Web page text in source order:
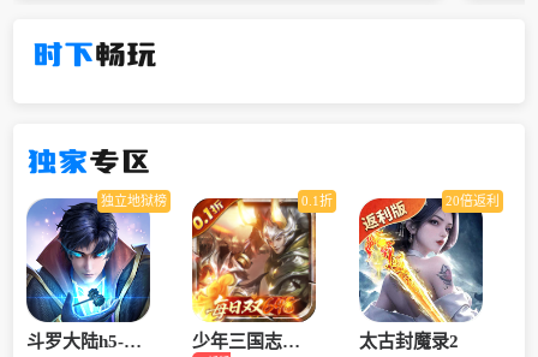
时下畅玩
独家专区
独立地狱榜
斗罗大陆h5-龙
0.1折
少年三国志：
20倍返利
太古封魔录2